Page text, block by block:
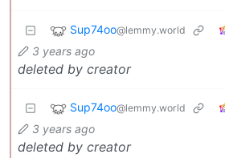
Sup74oo@lemmy.world
3 years ago
deleted by creator
Sup74oo@lemmy.world
3 years ago
deleted by creator